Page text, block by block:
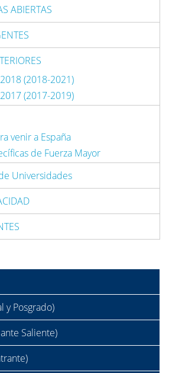
ABIERTAS
(2018-2021)
(2017-2019)
venir a España
de Fuerza Mayor
Universidades
y Posgrado)
Saliente)